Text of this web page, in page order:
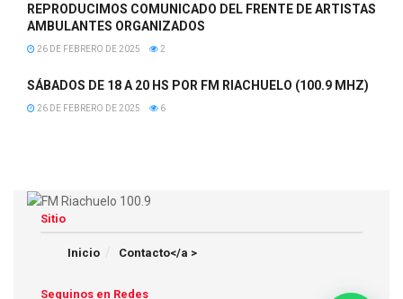
REPRODUCIMOS COMUNICADO DEL FRENTE DE ARTISTAS
AMBULANTES ORGANIZADOS
26 DE FEBRERO DE 2025 2
SÁBADOS DE 18 A 20 HS POR FM RIACHUELO (100.9 MHZ)
26 DE FEBRERO DE 2025 6
Sitio
Inicio Contacto</a >
Seguinos en Redes